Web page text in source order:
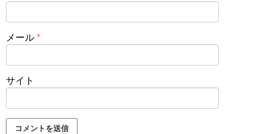
メール *
サイト